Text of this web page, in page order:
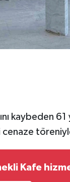
kaybeden
Kafe